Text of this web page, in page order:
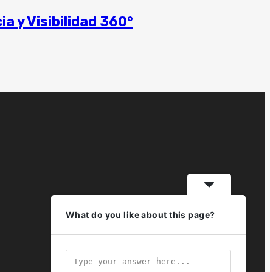
y Visibilidad 360°
What do you like about this page?